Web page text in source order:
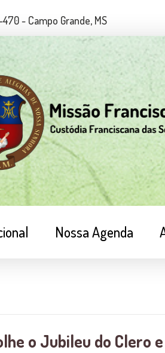
- Campo Grande, MS
Nossa Agenda
o Jubileu do Clero